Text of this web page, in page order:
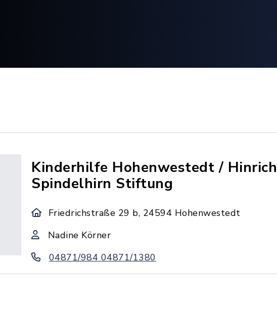
Kinderhilfe Hohenwestedt /
Spindelhirn Stiftung
Friedrichstraße 29 b, 24594 Hohenwestedt
Nadine Körner
04871/984 04871/1380